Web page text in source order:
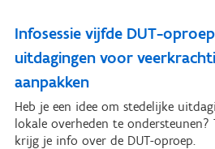
Infosessie vijfde DUT-
uitdagingen voor
aanpakken
Heb je een idee om stedelijke
lokale overheden te ondersteunen?
krijg je info over de DUT-oproep.